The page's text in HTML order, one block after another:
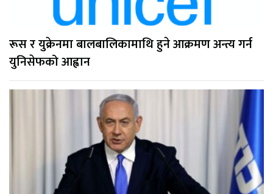
रूस र युक्रेनमा बालबालिकामाथि हुने आक्रमण अन्त्य गर्न
युनिसेफको आह्वान